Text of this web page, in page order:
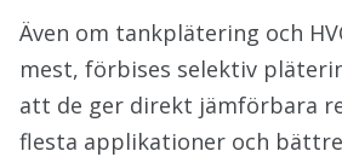
Även om tankplätering och
mest, förbises selektiv
att de ger direkt jämförbara
flesta applikationer och